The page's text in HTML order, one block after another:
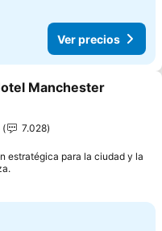
Ver precios
a favoritos
Manchester
7.028
estratégica para la ciudad y la